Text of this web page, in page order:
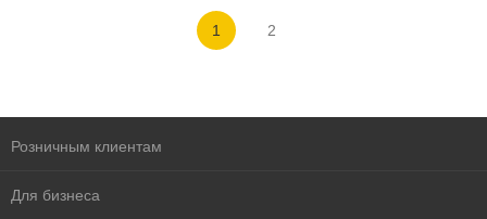
1 2
Розничным клиентам
Для бизнеса